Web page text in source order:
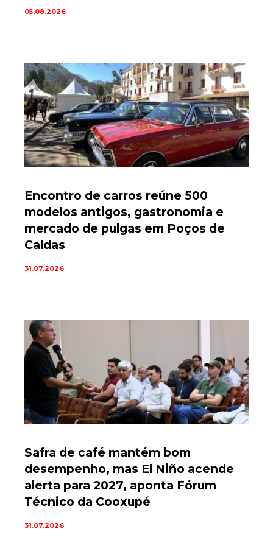
05.08.2026
Encontro de carros reúne 500
modelos antigos, gastronomia e
mercado de pulgas em Poços de
Caldas
31.07.2026
Safra de café mantém bom
desempenho, mas El Niño acende
alerta para 2027, aponta Fórum
Técnico da Cooxupé
31.07.2026